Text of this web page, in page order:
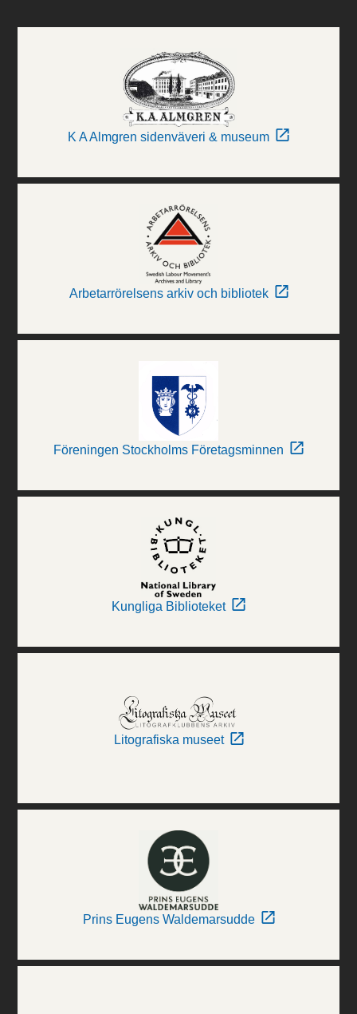
K A Almgren sidenväveri & museum
Arbetarrörelsens arkiv och bibliotek
Föreningen Stockholms Företagsminnen
Kungliga Biblioteket
Litografiska museet
Prins Eugens Waldemarsudde